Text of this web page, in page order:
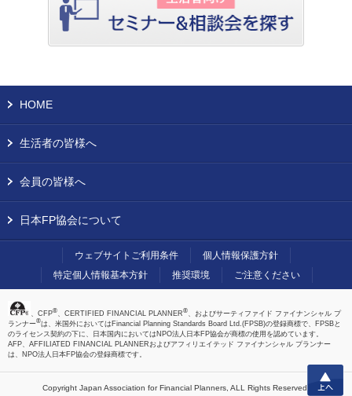
上へ
HOME
生活者の皆様へ
会員の皆様へ
日本FP協会について
ウェブサイトご利用条件
個人情報保護方針
特定個人情報基本方針
推奨環境 ご注意ください
、CFP® 、CERTIFIED FINANCIAL PLANNER® 、およびサーティファイド ファイナンシャル プ
ランナー®は、米国外においてはFinancial Planning Standards Board Ltd.(FPSB)の登録商標で、FPSBと
のライセンス契約の下に、日本国内においてはNPO法人日本FP協会が商標の使用を認めています。
AFP、AFFILIATED FINANCIAL PLANNERおよびアフィリエイテッド ファイナンシャル プランナー
は、NPO法人日本FP協会の登録商標です。
Copyright Japan Association for Financial Planners, ALL Rights Reserved.